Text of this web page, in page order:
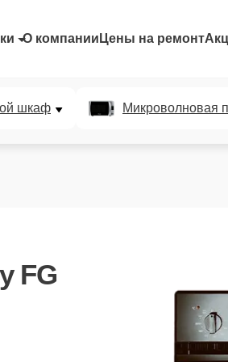
О компании Цены на ремонт
шкаф Микроволновая
FG